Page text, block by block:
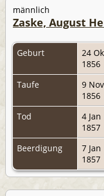
männlich
Zaske, August
Geburt
24
1856
Taufe
9 Nov
1856
Tod
4 Jan
1857
Beerdigung
7 Jan
1857